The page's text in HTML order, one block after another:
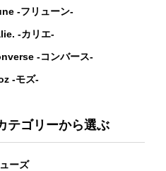
-フリューン-
-カリエ-
-コンバース-
-モズ-
テゴリーから選ぶ
ーズ